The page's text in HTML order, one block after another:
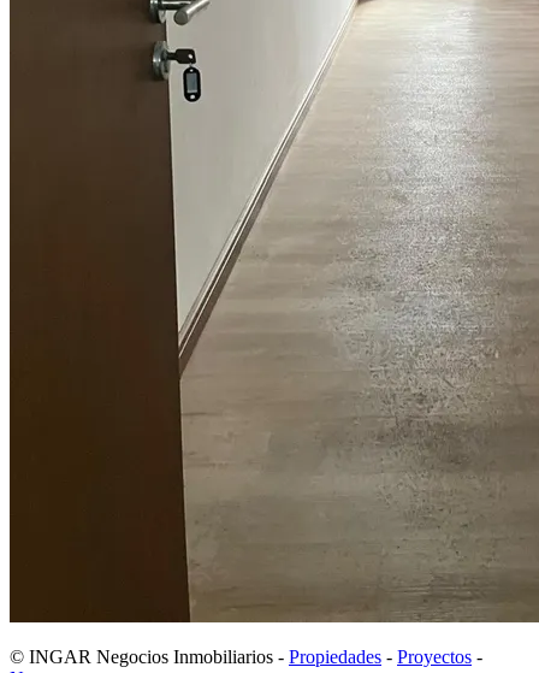
© INGAR Negocios Inmobiliarios - Propiedades - Proyectos -